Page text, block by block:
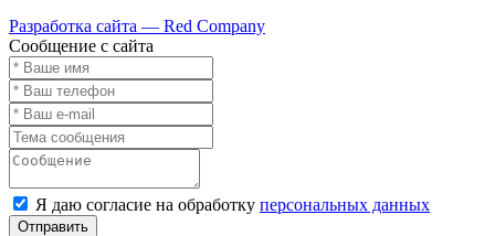
Разработка сайта — Red Company
Сообщение с сайта
Я даю согласие на обработку персональных данных
Отправить